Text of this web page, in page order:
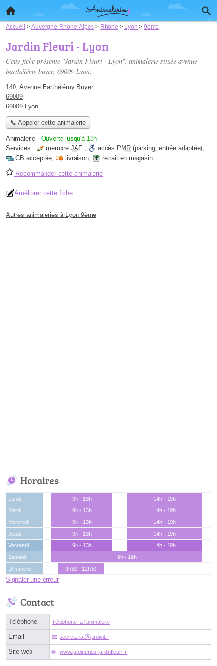
Accueil > Auvergne-Rhône-Alpes > Rhône > Lyon > 9ème
Jardin Fleuri - Lyon
Cette fiche présente "Jardin Fleuri - Lyon", animalerie située avenue
barthélémy buyer, 69009 Lyon.
140, Avenue Barthélémy Buyer
69009
69009 Lyon
📞 Appeler cette animalerie
Animalerie - Ouverte jusqu'à 13h
Services :
membre JAF , accès PMR (parking, entrée adaptée),
CB acceptée, livraison, retrait en magasin
Recommander cette animalerie
Améliorer cette fiche
Autres animaleries à Lyon 9ème
Horaires
Lundi 9h - 13h
14h - 19h
Mardi
9h - 13h
14h - 19h
Mercredi
9h - 13h
14h - 19h
Jeudi
9h - 13h
14h - 19h
Vendredi
9h - 13h
14h - 19h
Samedi
9h - 19h
Dimanche
9h30 - 12h30
Signaler une erreur
Contact
Téléphone Téléphoner à l'animalerie
Email secretariatⓐjardivil.fr
Site web www.jardineries-jardinfleuri.fr